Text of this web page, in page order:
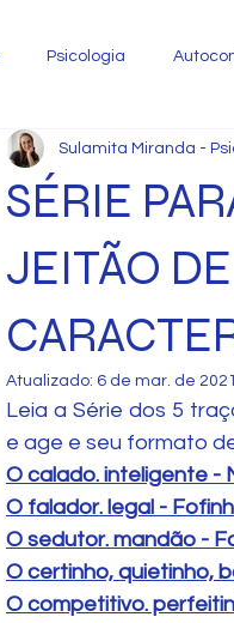
Psicologia
SÉRIE
JEITÃO
Sulamita Miranda -
Atualizado: 6 de mar. de 2021
Leia a Série dos 5
e age e seu formato
O calado. inteligente -
O falador. legal -
O sedutor. mandão -
O certinho, quietinho,
O competitivo.